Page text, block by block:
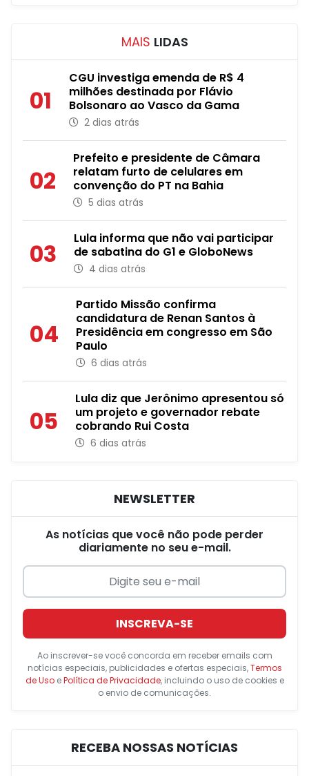
MAIS LIDAS
01
CGU investiga emenda de R$ 4
milhões destinada por Flávio
Bolsonaro ao Vasco da Gama
2 dias atrás
02
Prefeito e presidente de Câmara
relatam furto de celulares em
convenção do PT na Bahia
5 dias atrás
03
Lula informa que não vai participar
de sabatina do G1 e GloboNews
4 dias atrás
04
Partido Missão confirma
candidatura de Renan Santos à
Presidência em congresso em São
Paulo
6 dias atrás
05
Lula diz que Jerônimo apresentou só
um projeto e governador rebate
cobrando Rui Costa
6 dias atrás
NEWSLETTER
As notícias que você não pode perder
diariamente no seu e-mail.
INSCREVA-SE
Ao inscrever-se você concorda em receber emails com
notícias especiais, publicidades e ofertas especiais,Termos
de UsoePolítica de Privacidade, incluindo o uso de cookies e
o envio de comunicações.
RECEBA NOSSAS NOTÍCIAS